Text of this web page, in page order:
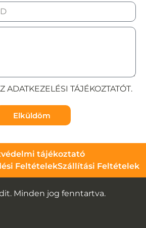
ADATKEZELÉSI TÁJÉKOZTATÓT.
Elküldöm
tájékoztató
FeltételekSzállítási Feltételek
Minden jog fenntartva.